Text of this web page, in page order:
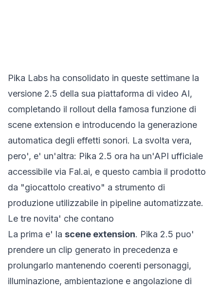
Pika Labs ha consolidato in queste settimane la
versione 2.5 della sua piattaforma di video AI,
completando il rollout della famosa funzione di
scene extension e introducendo la generazione
automatica degli effetti sonori. La svolta vera,
pero', e' un'altra: Pika 2.5 ora ha un'API ufficiale
accessibile via Fal.ai, e questo cambia il prodotto
da "giocattolo creativo" a strumento di
produzione utilizzabile in pipeline automatizzate.
Le tre novita' che contano
La prima e' la scene extension. Pika 2.5 puo'
prendere un clip generato in precedenza e
prolungarlo mantenendo coerenti personaggi,
illuminazione, ambientazione e angolazione di